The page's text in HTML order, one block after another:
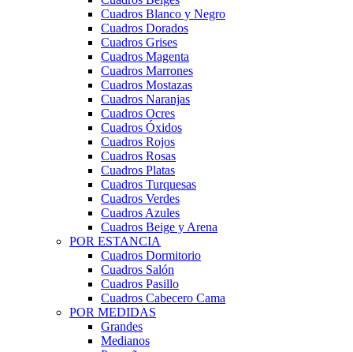
Cuadros Blanco y Negro
Cuadros Dorados
Cuadros Grises
Cuadros Magenta
Cuadros Marrones
Cuadros Mostazas
Cuadros Naranjas
Cuadros Ocres
Cuadros Óxidos
Cuadros Rojos
Cuadros Rosas
Cuadros Platas
Cuadros Turquesas
Cuadros Verdes
Cuadros Azules
Cuadros Beige y Arena
POR ESTANCIA
Cuadros Dormitorio
Cuadros Salón
Cuadros Pasillo
Cuadros Cabecero Cama
POR MEDIDAS
Grandes
Medianos